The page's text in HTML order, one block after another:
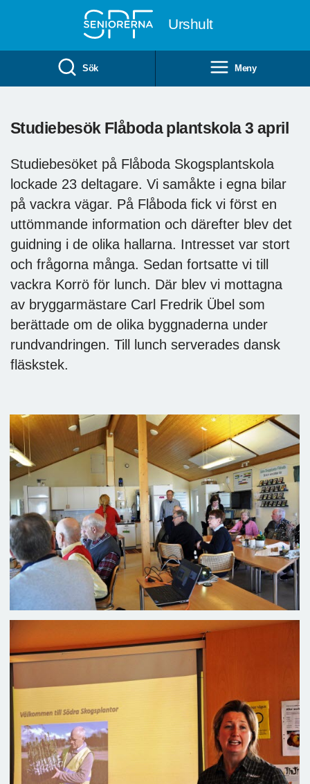
Urshult
Sök Meny
Studiebesök Flåboda plantskola 3 april
Studiebesöket på Flåboda Skogsplantskola
lockade 23 deltagare. Vi samåkte i egna bilar
på vackra vägar. På Flåboda fick vi först en
uttömmande information och därefter blev det
guidning i de olika hallarna. Intresset var stort
och frågorna många. Sedan fortsatte vi till
vackra Korrö för lunch. Där blev vi mottagna
av bryggarmästare Carl Fredrik Übel som
berättade om de olika byggnaderna under
rundvandringen. Till lunch serverades dansk
fläskstek.